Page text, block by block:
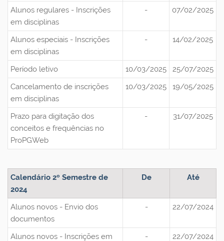
Alunos regulares - Inscrições
em disciplinas
- 07/02/2025
Alunos especiais - Inscrições
em disciplinas
- 14/02/2025
Período letivo 10/03/2025
25/07/2025
Cancelamento de inscrições
em disciplinas
10/03/2025 19/05/2025
Prazo para digitação dos
conceitos e frequências no
ProPGWeb
- 31/07/2025
Calendário 2º Semestre de
2024
De Até
Alunos novos - Envio dos
documentos
- 22/07/2024
Alunos novos - Inscrições em
- 22/07/2024